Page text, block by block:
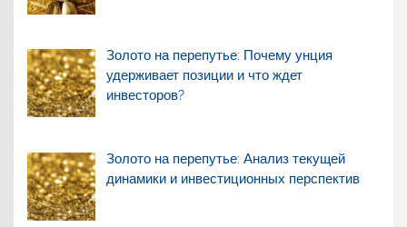
Золото на перепутье: Почему унция
удерживает позиции и что ждет
инвесторов?
Золото на перепутье: Анализ текущей
динамики и инвестиционных перспектив